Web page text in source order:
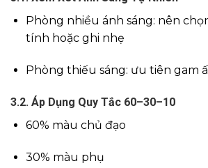
Phòng nhiều ánh sáng: nên
tính hoặc ghi nhẹ
Phòng thiếu sáng: ưu tiên gam
3.2. Áp Dụng Quy Tắc 60–30–10
60% màu chủ đạo
30% màu phụ